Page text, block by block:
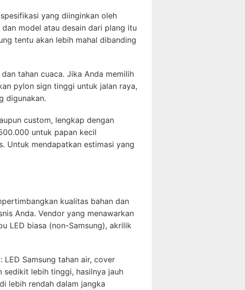
yang diinginkan oleh
model atau desain dari plang itu
tentu akan lebih mahal dibanding
tahan cuaca. Jika Anda memilih
pylon sign tinggi untuk jalan raya,
digunakan.
custom, lengkap dengan
untuk papan kecil
Untuk mendapatkan estimasi yang
kualitas bahan dan
Anda. Vendor yang menawarkan
LED biasa (non-Samsung), akrilik
Samsung tahan air, cover
sedikit lebih tinggi, hasilnya jauh
lebih rendah dalam jangka